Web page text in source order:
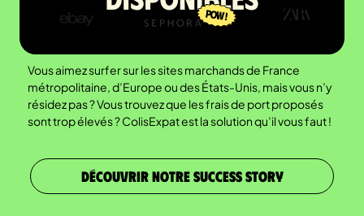
Vous aimez surfer sur les sites marchands de France
métropolitaine, d’Europe ou des États-Unis, mais vous n’y
résidez pas ? Vous trouvez que les frais de port proposés
sont trop élevés ? ColisExpat est la solution qu’il vous faut !
DÉCOUVRIR NOTRE SUCCESS STORY